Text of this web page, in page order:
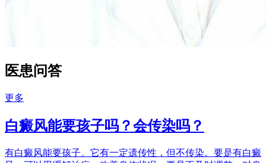
医患问答
更多
白癜风能要孩子吗？会传染吗？
有白癜风能要孩子。它有一定遗传性，但不传染。要是有白癜